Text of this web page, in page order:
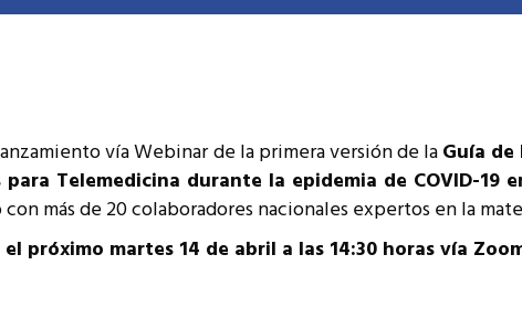
Acuerdos de Colaboración
Representantes
Institucionales
vía Webinar de la primera versión de laGuía de
Telemedicina durante la epidemia de COVID-19
más de 20 colaboradores nacionales expertos en la
próximo martes 14 de abril a las 14:30 horas vía